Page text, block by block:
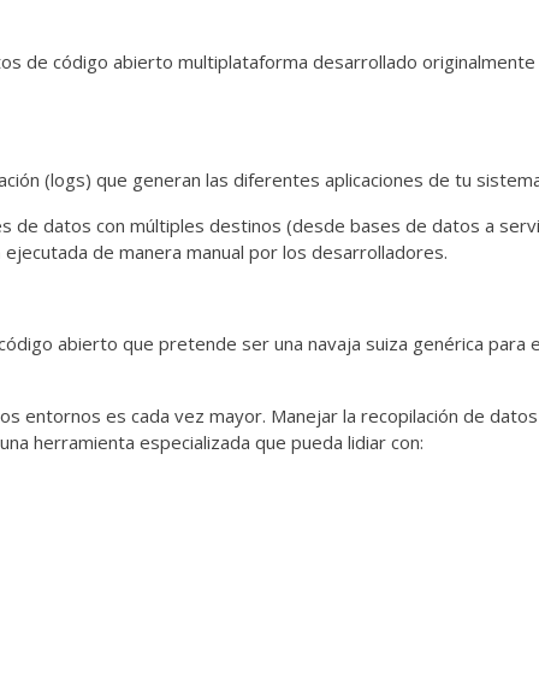
de código abierto multiplataforma desarrollado originalmente
(logs) que generan las diferentes aplicaciones de tu
de datos con múltiples destinos (desde bases de datos a
de manera manual por los desarrolladores.
abierto que pretende ser una navaja suiza genérica para
entornos es cada vez mayor. Manejar la recopilación de
herramienta especializada que pueda lidiar con: